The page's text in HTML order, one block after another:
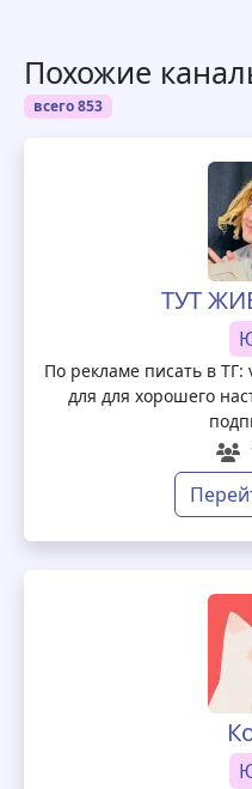
Похожие
всего 853
ТУТ
По рекламе писать в
для для хорошего